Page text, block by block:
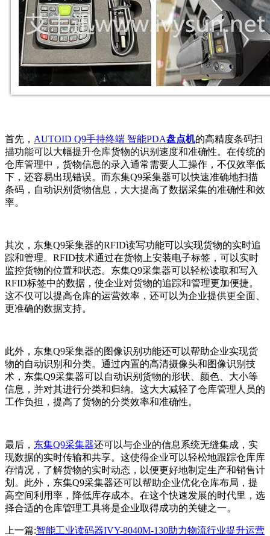
首先， AUTOID Q9手持终端 智能PDA盘点机的高精度条码扫
描功能可以大幅提升仓库货物的识别速度和准确性。在传统的
仓库管理中，货物信息的录入通常需要人工操作，不仅效率低
下，还容易出现错误。而东集Q9采集器可以快速准确地扫描
条码，自动识别货物信息，大大提高了数据采集的准确性和效
率。
其次，东集Q9采集器的RFID读写功能可以实现货物的实时追
踪和管理。RFID技术通过在货物上安装电子标签，可以实时
监控货物的位置和状态。东集Q9采集器可以轻松读取和写入
RFID标签中的数据，使企业对货物的追踪和管理更加便捷。
这不仅可以提高仓库的运营效率，还可以为企业提供更全面、
更准确的数据支持。
此外，东集Q9采集器的图像识别功能还可以帮助企业实现货
物的自动识别和分类。通过内置的高清摄像头和图像识别技
术，东集Q9采集器可以自动识别货物的形状、颜色、大小等
信息，并对其进行分类和归纳。这大大减轻了仓库管理人员的
工作负担，提高了货物的分类效率和准确性。
最后， 东集Q9采集器还可以与企业的信息系统无缝集成，实
现数据的实时传输和共享。这使得企业可以轻松地跟踪仓库库
存情况，了解货物的实时动态，以便更好地制定生产和销售计
划。此外，东集Q9采集器还可以帮助企业优化仓库布局，提
高空间利用率，降低库存成本。在这个快速发展的时代里，选
择合适的仓库管理工具将是企业取得成功的关键之一。
上一篇:智能工业读码器IVY-8040M-130助力物流行业提升运营